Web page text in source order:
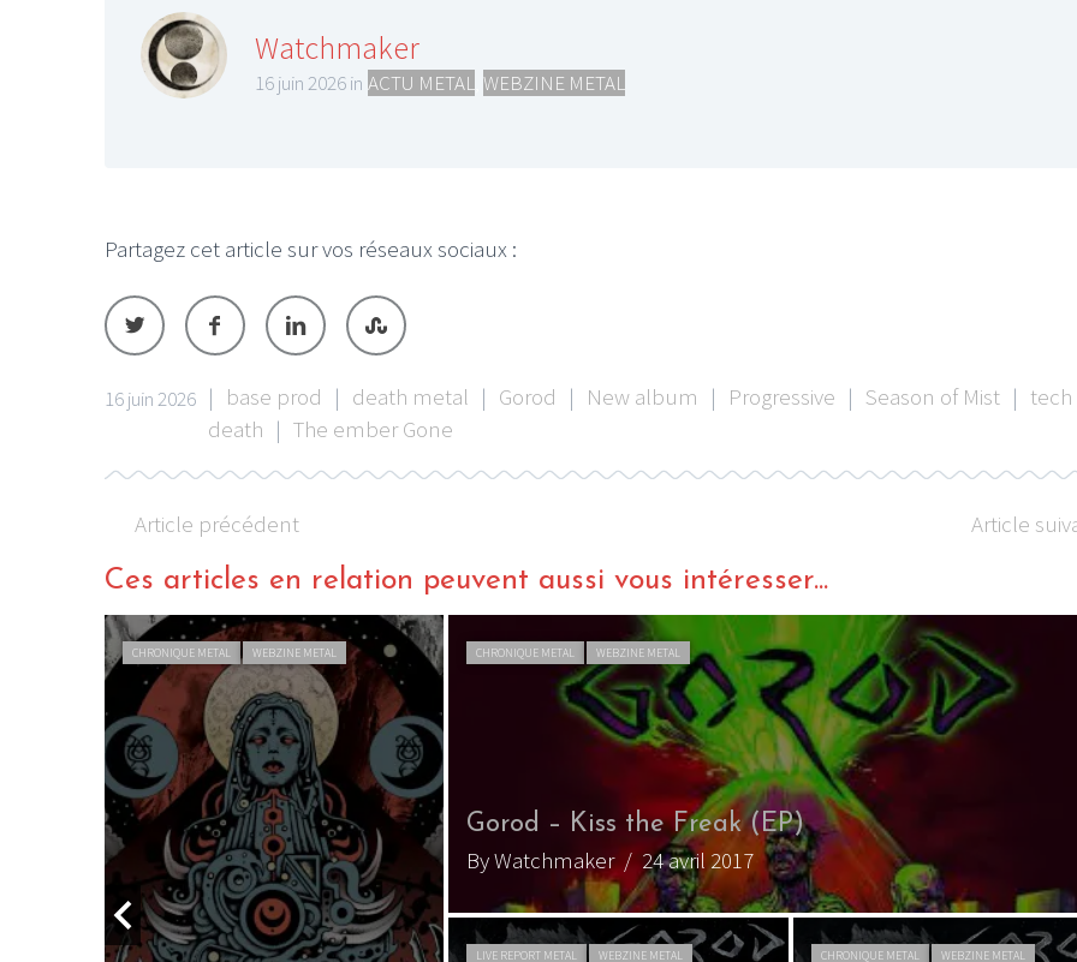
Watchmaker
16 juin 2026 in ACTU METAL WEBZINE METAL
Partagez cet article sur vos réseaux sociaux :
16 juin 2026 | base prod | death metal | Gorod | New album | Progressive | Season of Mist | tech
death | The ember Gone
Article précédent Article
Ces articles en relation peuvent aussi vous intéresser...
CHRONIQUE METAL WEBZINE METAL CHRONIQUE METAL WEBZINE METAL
Gorod – Kiss the Freak (EP)
By Watchmaker/ 24 avril 2017
LIVE REPORT METAL WEBZINE METAL CHRONIQUE METAL WEBZINE METAL